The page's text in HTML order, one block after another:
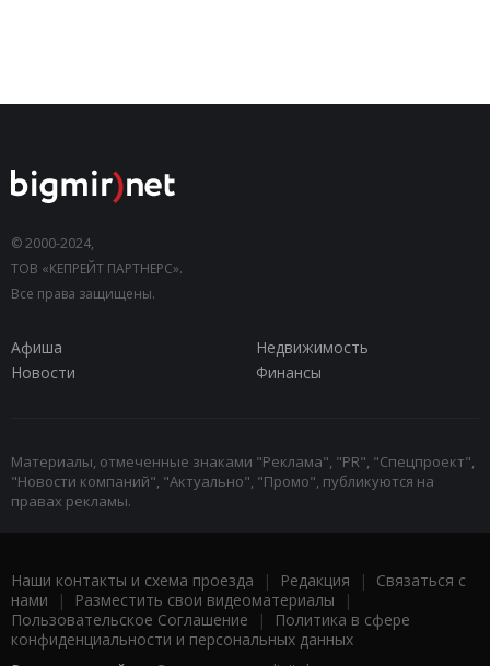
© 2000-2024,
ТОВ «КЕПРЕЙТ ПАРТНЕРС».
Все права защищены.
Афиша
Недвижимость
Новости
Финансы
Материалы, отмеченные знаками "Реклама", "PR", "Спецпроект",
"Новости компаний", "Актуально", "Промо", публикуются на
правах рекламы.
Наши контакты и схема проезда | Редакция | Связаться с
нами | Разместить свои видеоматериалы |
Пользовательское Соглашение |
Политика в сфере
конфиденциальности и персональных данных